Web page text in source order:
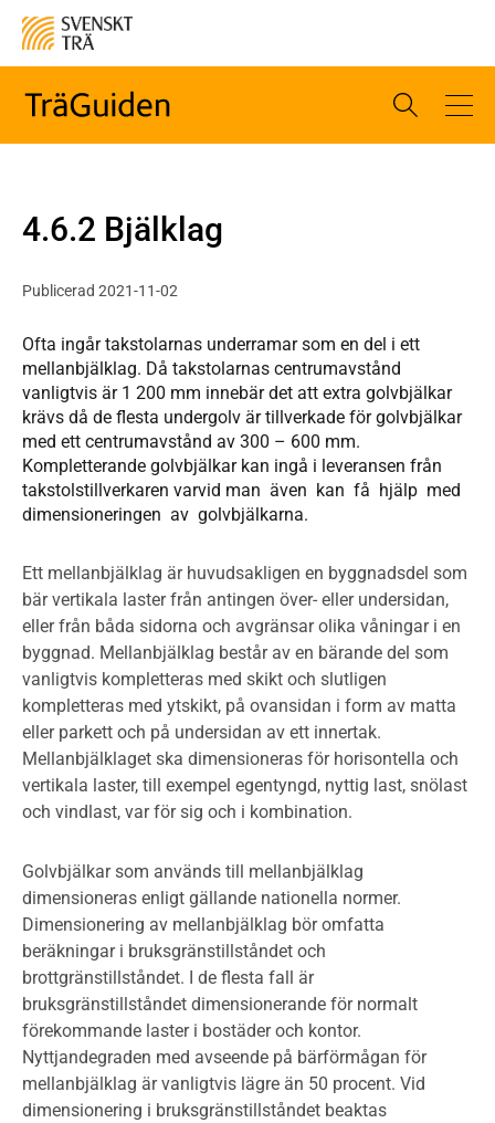
4.6.2 Bjälklag
Publicerad 2021-11-02
Ofta ingår takstolarnas underramar som en del i ett
mellanbjälklag. Då takstolarnas centrumavstånd
vanligtvis är 1 200 mm innebär det att extra golvbjälkar
krävs då de flesta undergolv är tillverkade för golvbjälkar
med ett centrumavstånd av 300 – 600 mm.
Kompletterande golvbjälkar kan ingå i leveransen från
takstolstillverkaren varvid man även kan få hjälp med
dimensioneringen av golvbjälkarna.
Ett mellanbjälklag är huvudsakligen en byggnadsdel som
bär vertikala laster från antingen över- eller undersidan,
eller från båda sidorna och avgränsar olika våningar i en
byggnad. Mellanbjälklag består av en bärande del som
vanligtvis kompletteras med skikt och slutligen
kompletteras med ytskikt, på ovansidan i form av matta
eller parkett och på undersidan av ett innertak.
Mellanbjälklaget ska dimensioneras för horisontella och
vertikala laster, till exempel egentyngd, nyttig last, snölast
och vindlast, var för sig och i kombination.
Golvbjälkar som används till mellanbjälklag
dimensioneras enligt gällande nationella normer.
Dimensionering av mellanbjälklag bör omfatta
beräkningar i bruksgränstillståndet och
brottgränstillståndet. I de flesta fall är
bruksgränstillståndet dimensionerande för normalt
förekommande laster i bostäder och kontor.
Nyttjandegraden med avseende på bärförmågan för
mellanbjälklag är vanligtvis lägre än 50 procent. Vid
dimensionering i bruksgränstillståndet beaktas